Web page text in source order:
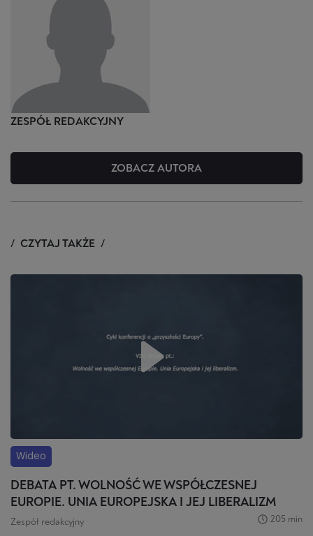
ZESPÓŁ REDAKCYJNY
ZOBACZ AUTORA
CZYTAJ TAKŻE
Wideo
DEBATA PT. WOLNOŚĆ WE WSPÓŁCZESNEJ
EUROPIE. UNIA EUROPEJSKA I JEJ LIBERALIZM
Zespół redakcyjny 205 min